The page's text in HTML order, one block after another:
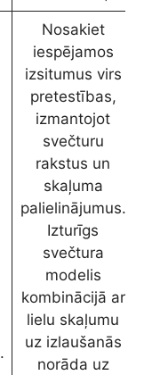
Nosakiet
iespējamos
izsitumus virs
pretestības,
izmantojot
svečturu
rakstus un
skaļuma
palielinājumus.
Izturīgs
svečtura
modelis
kombinācijā ar
lielu skaļumu
uz izlaušanās
norāda uz